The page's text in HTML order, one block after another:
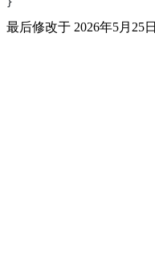
}
最后修改于 2026年5月25日